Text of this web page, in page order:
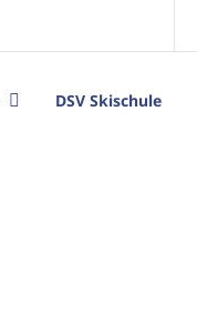
DSV Skischule